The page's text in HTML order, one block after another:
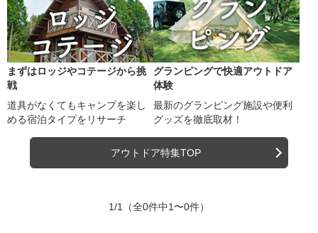
まずはロッジやコテージから挑
戦
道具がなくてもキャンプを楽し
める宿泊タイプをリサーチ
グランピングで快適アウトドア
体験
最新のグランピング施設や便利
グッズを徹底取材！
アウトドア特集TOP
1/1 （全0件中1〜0件）